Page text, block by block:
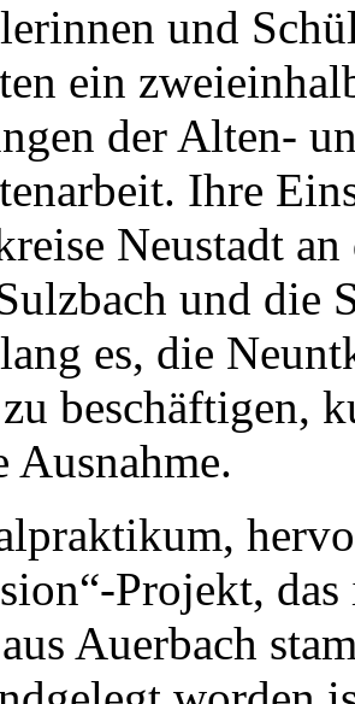
und
ein
der Alten-
Ihre
Neustadt
und die
es, die
beschäftigen,
Ausnahme.
Projekt,
Auerbach